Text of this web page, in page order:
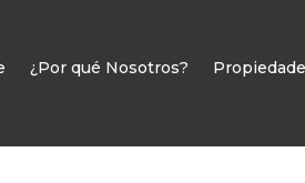
¿Por qué Nosotros?